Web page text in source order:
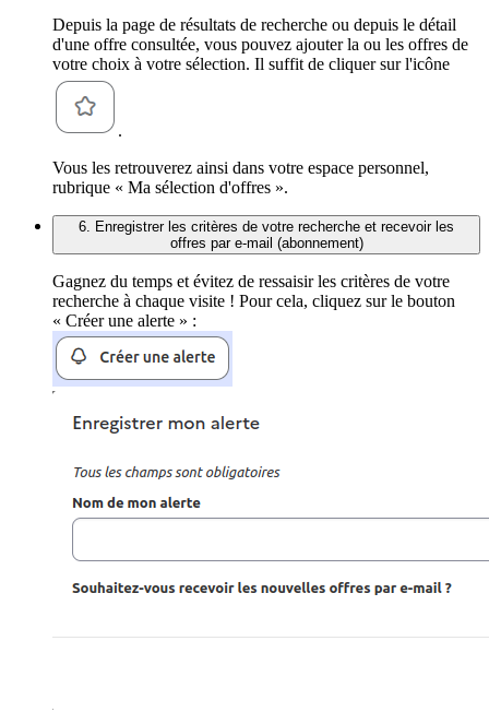
Depuis la page de résultats de recherche ou depuis le détail
d'une offre consultée, vous pouvez ajouter la ou les offres de
votre choix à votre sélection. Il suffit de cliquer sur l'icône
.
Vous les retrouverez ainsi dans votre espace personnel,
rubrique « Ma sélection d'offres ».
6. Enregistrer les critères de votre recherche et recevoir les
offres par e-mail (abonnement)
Gagnez du temps et évitez de ressaisir les critères de votre
recherche à chaque visite ! Pour cela, cliquez sur le bouton
« Créer une alerte » :